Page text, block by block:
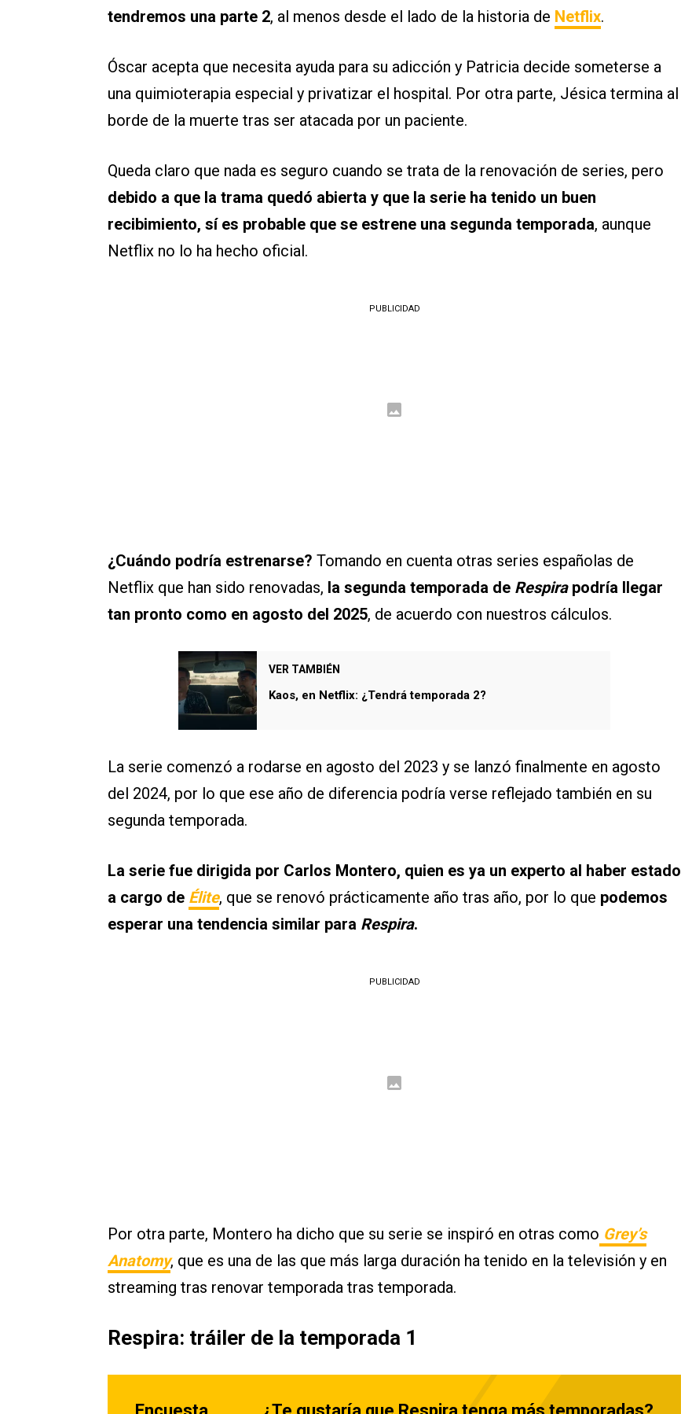
tendremos una parte 2, al menos desde el lado de la historia de Netflix.
Óscar acepta que necesita ayuda para su adicción y Patricia decide someterse a
una quimioterapia especial y privatizar el hospital. Por otra parte, Jésica termina al
borde de la muerte tras ser atacada por un paciente.
Queda claro que nada es seguro cuando se trata de la renovación de series, pero
debido a que la trama quedó abierta y que la serie ha tenido un buen
recibimiento, sí es probable que se estrene una segunda temporada, aunque
Netflix no lo ha hecho oficial.
PUBLICIDAD
¿Cuándo podría estrenarse? Tomando en cuenta otras series españolas de
Netflix que han sido renovadas, la segunda temporada de Respira podría llegar
tan pronto como en agosto del 2025, de acuerdo con nuestros cálculos.
VER TAMBIÉN
Kaos, en Netflix: ¿Tendrá temporada 2?
La serie comenzó a rodarse en agosto del 2023 y se lanzó finalmente en agosto
del 2024, por lo que ese año de diferencia podría verse reflejado también en su
segunda temporada.
La serie fue dirigida por Carlos Montero, quien es ya un experto al haber estado
a cargo de Élite, que se renovó prácticamente año tras año, por lo que podemos
esperar una tendencia similar para Respira.
PUBLICIDAD
Por otra parte, Montero ha dicho que su serie se inspiró en otras como Grey’s
Anatomy, que es una de las que más larga duración ha tenido en la televisión y en
streaming tras renovar temporada tras temporada.
Respira: tráiler de la temporada 1